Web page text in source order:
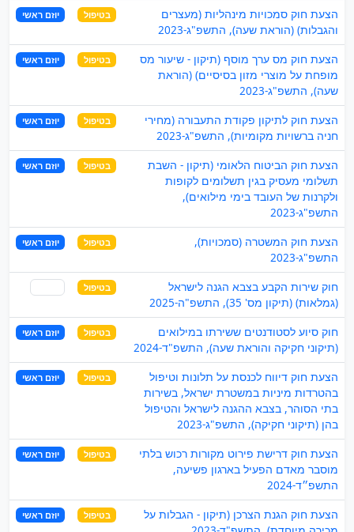
הצעת חוק סמכויות מינהליות (מעצרים
והגבלות) (הוראת שעה), התשפ"ג-2023
בטיפול יוזם ראשי
הצעת חוק מס ערך מוסף (תיקון - שיעור מס
מופחת על מוצרי מזון בסיסיים) (הוראת
שעה), התשפ"ג-2023
בטיפול יוזם ראשי
הצעת חוק לתיקון פקודת התעבורה (מחירי
חניה ברשויות מקומיות), התשפ"ג-2023
בטיפול יוזם ראשי
הצעת חוק הביטוח הלאומי (תיקון - השבת
תשלומי מעסיק בגין תשלומים לקופות
ולקרנות של העובד בימי מילואים),
התשפ"ג-2023
בטיפול יוזם ראשי
הצעת חוק המשטרה (סמכויות),
התשפ"ג-2023
בטיפול יוזם ראשי
חוק שירות הקבע בצבא הגנה לישראל
(גמלאות) (תיקון מס' 35), התשפ"ה-2025
בטיפול
חוק סיוע לסטודנטים ששירתו במילואים
(תיקוני חקיקה והוראת שעה), התשפ"ד-2024
בטיפול יוזם ראשי
הצעת חוק דיווח לכנסת על תלונות וטיפול
בהטרדות מיניות במשטרת ישראל, בשירות
בתי הסוהר, בצבא ההגנה לישראל והטיפול
בהן (תיקוני חקיקה), התשפ"ג-2023
בטיפול יוזם ראשי
הצעת חוק דרישת פירוט מקורות רכוש בלתי
מוסבר מאדם הפעיל בארגון פשיעה,
התשפ״ד-2024
בטיפול יוזם ראשי
הצעת חוק הגנת הצרכן (תיקון - הגבלות על
בטיפול יוזם ראשי